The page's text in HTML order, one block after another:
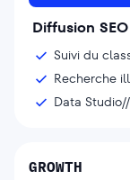
Diffusion
Suivi du
Recherche
Data
GROWTH